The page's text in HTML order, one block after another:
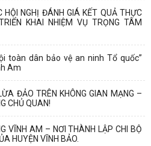
NGHỊ ĐÁNH GIÁ KẾT QUẢ THỰC
KHAI NHIỆM VỤ TRỌNG TÂM
toàn dân bảo vệ an ninh Tổ quốc”
Am
ĐẢO TRÊN KHÔNG GIAN MẠNG –
CHỦ QUAN!
VĨNH AM – NƠI THÀNH LẬP CHI BỘ
HUYỆN VĨNH BẢO.